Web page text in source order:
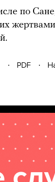
по
PDF